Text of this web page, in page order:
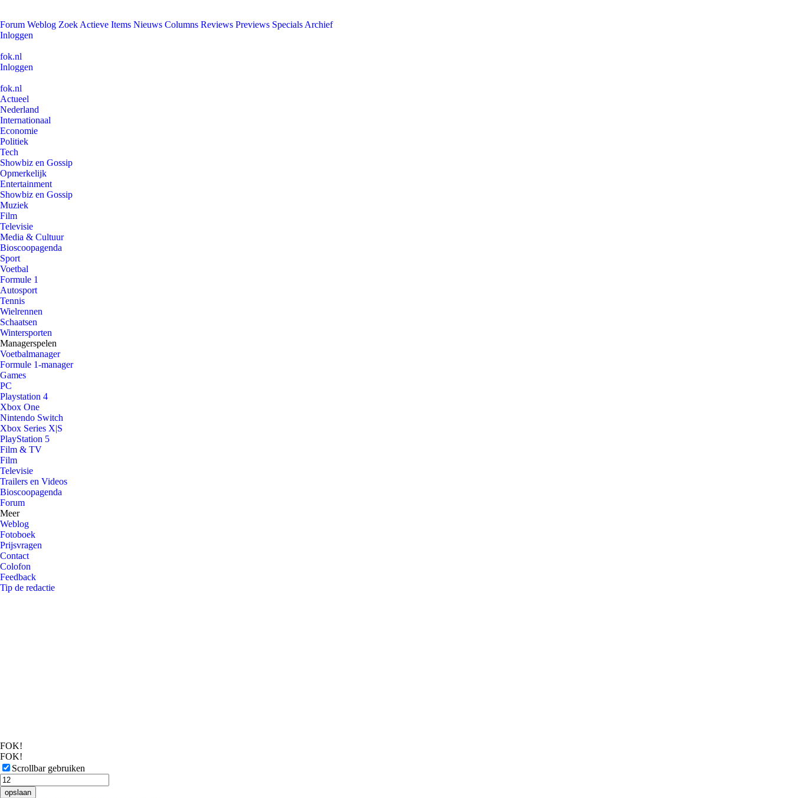
Forum Weblog Zoek Actieve Items Nieuws Columns Reviews Previews Specials Archief
Inloggen
fok.nl
Inloggen
fok.nl
Actueel
Nederland
Internationaal
Economie
Politiek
Tech
Showbiz en Gossip
Opmerkelijk
Entertainment
Showbiz en Gossip
Muziek
Film
Televisie
Media & Cultuur
Bioscoopagenda
Sport
Voetbal
Formule 1
Autosport
Tennis
Wielrennen
Schaatsen
Wintersporten
Managerspelen
Voetbalmanager
Formule 1-manager
Games
PC
Playstation 4
Xbox One
Nintendo Switch
Xbox Series X|S
PlayStation 5
Film & TV
Film
Televisie
Trailers en Videos
Bioscoopagenda
Forum
Meer
Weblog
Fotoboek
Prijsvragen
Contact
Colofon
Feedback
Tip de redactie
FOK!
FOK!
Scrollbar gebruiken
opslaan